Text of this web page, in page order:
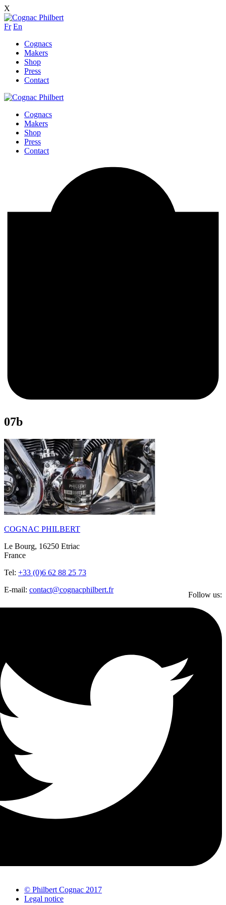
X
Fr En
Cognacs
Makers
Shop
Press
Contact
Cognacs
Makers
Shop
Press
Contact
07b
COGNAC PHILBERT
Le Bourg, 16250 Etriac
France
Tel: +33 (0)6 62 88 25 73
E-mail: contact@cognacphilbert.fr
Follow us:
© Philbert Cognac 2017
Legal notice